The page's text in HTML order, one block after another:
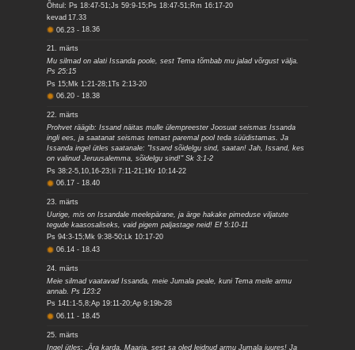
Õhtul: Ps 18:47-51;Js 59:9-15;Ps 18:47-51;Rm 16:17-20
kevad 17.33
06.23-18.36
21. märts
Mu silmad on alati Issanda poole, sest Tema tõmbab mu jalad võrgust välja.
Ps 25:15
Ps 15;Mk 1:21-28;1Ts 2:13-20
06.20-18.38
22. märts
Prohvet räägib: Issand näitas mulle ülempreester Joosuat seismas Issanda
ingli ees, ja saatanat seismas temast paremal pool teda süüdistamas. Ja
Issanda ingel ütles saatanale: "Issand sõidelgu sind, saatan! Jah, Issand, kes
on valinud Jeruusalemma, sõidelgu sind!" Sk 3:1-2
Ps 38:2-5,10,16-23;Ii 7:11-21;1Kr 10:14-22
06.17-18.40
23. märts
Uurige, mis on Issandale meelepärane, ja ärge hakake pimeduse viljatute
tegude kaasosaliseks, vaid pigem paljastage neid! Ef 5:10-11
Ps 94:3-15;Mk 9:38-50;Lk 10:17-20
06.14-18.43
24. märts
Meie silmad vaatavad Issanda, meie Jumala peale, kuni Tema meile armu
annab. Ps 123:2
Ps 141:1-5,8;Ap 19:11-20;Ap 9:19b-28
06.11-18.45
25. märts
Ingel ütles: „Ära karda, Maarja, sest sa oled leidnud armu Jumala juures! Ja